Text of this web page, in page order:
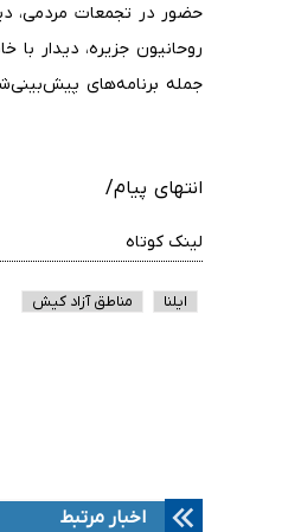
حضور در تجمعات مردمی،
روحانیون جزیره، دیدار
جمله برنامه‌های
انتهای پیام/
لینک کوتاه
ایلنا مناطق آزاد کیش
اخبار مرتبط